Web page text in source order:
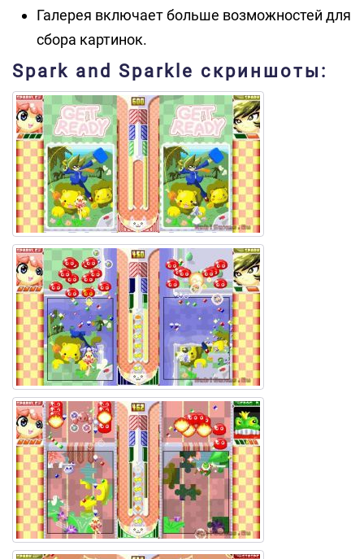
Галерея включает больше возможностей для
сбора картинок.
Spark and Sparkle скриншоты: